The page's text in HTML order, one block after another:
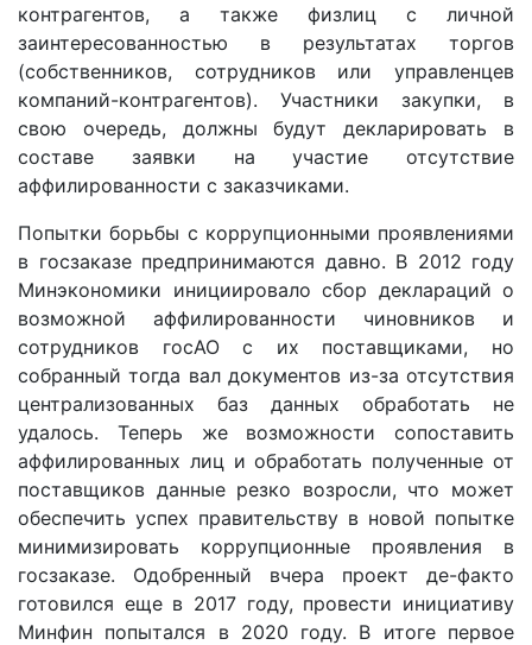
контрагентов, а также физлиц с личной
заинтересованностью в результатах торгов
(собственников, сотрудников или управленцев
компаний-контрагентов). Участники закупки, в
свою очередь, должны будут декларировать в
составе заявки на участие отсутствие
аффилированности с заказчиками.
Попытки борьбы с коррупционными проявлениями
в госзаказе предпринимаются давно. В 2012 году
Минэкономики инициировало сбор деклараций о
возможной аффилированности чиновников и
сотрудников госАО с их поставщиками, но
собранный тогда вал документов из-за отсутствия
централизованных баз данных обработать не
удалось. Теперь же возможности сопоставить
аффилированных лиц и обработать полученные от
поставщиков данные резко возросли, что может
обеспечить успех правительству в новой попытке
минимизировать коррупционные проявления в
госзаказе. Одобренный вчера проект де-факто
готовился еще в 2017 году, провести инициативу
Минфин попытался в 2020 году. В итоге первое